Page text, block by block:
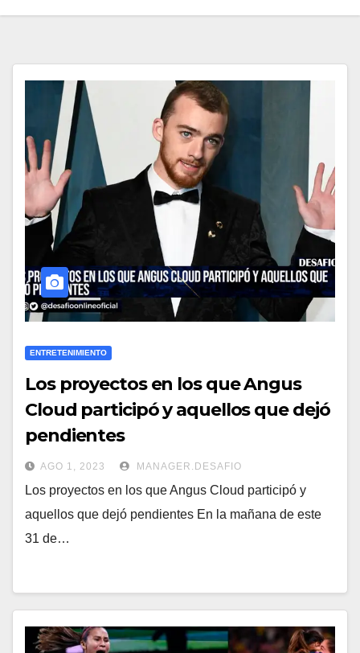
ENTRETENIMIENTO
Los proyectos en los que Angus
Cloud participó y aquellos que dejó
pendientes
AGO 1, 2023 MANAGER.DESAFIO
Los proyectos en los que Angus Cloud participó y
aquellos que dejó pendientes En la mañana de este
31 de…